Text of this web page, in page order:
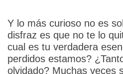
Y lo más curioso no es
disfraz es que no te lo
cual es tu verdadera
perdidos estamos?
olvidado? Muchas veces